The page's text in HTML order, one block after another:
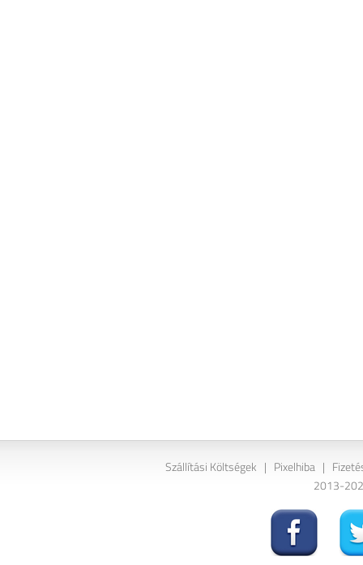
Szállítási Költségek | Pixelhiba |
2013-